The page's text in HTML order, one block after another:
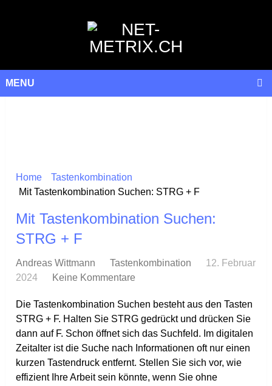
MENU
Home
Tastenkombination
Mit Tastenkombination Suchen: STRG + F
Mit Tastenkombination Suchen:
STRG + F
Andreas Wittmann Tastenkombination
12. Februar
2024
Keine Kommentare
Die Tastenkombination Suchen besteht aus den Tasten
STRG + F. Halten Sie STRG gedrückt und drücken Sie
dann auf F. Schon öffnet sich das Suchfeld. Im digitalen
Zeitalter ist die Suche nach Informationen oft nur einen
kurzen Tastendruck entfernt. Stellen Sie sich vor, wie
effizient Ihre Arbeit sein könnte, wenn Sie ohne